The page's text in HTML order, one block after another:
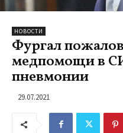
НОВОСТИ
Фургал
медпомощи в
пневмонии
29.07.2021